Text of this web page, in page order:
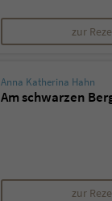
zur
Anna Katherina Hahn
Am schwarzen
zur